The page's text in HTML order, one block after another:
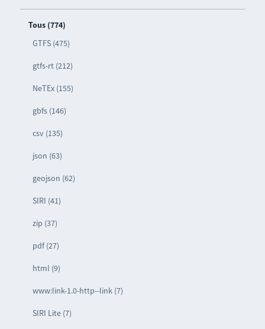
Tous (774)
GTFS (475)
gtfs-rt (212)
NeTEx (155)
gbfs (146)
csv (135)
json (63)
geojson (62)
SIRI (41)
zip (37)
pdf (27)
html (9)
www:link-1.0-http--link (7)
SIRI Lite (7)